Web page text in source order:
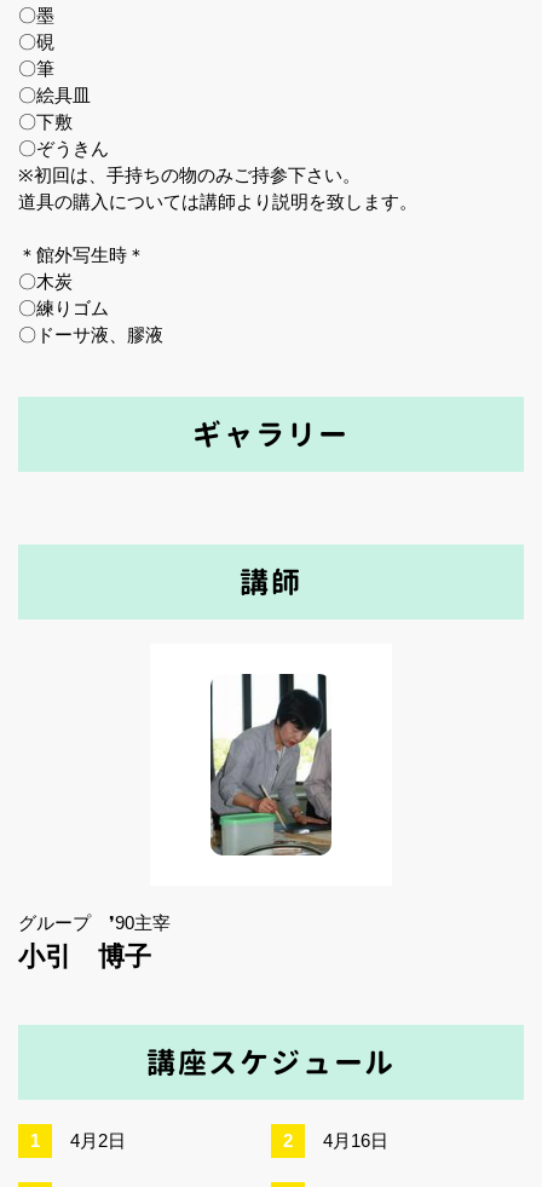
〇墨
〇硯
〇筆
〇絵具皿
〇下敷
〇ぞうきん
※初回は、手持ちの物のみご持参下さい。
道具の購入については講師より説明を致します。
＊館外写生時＊
〇木炭
〇練りゴム
〇ドーサ液、膠液
ギャラリー
講師
グループ ❜90主宰
小引 博子
講座スケジュール
4月2日 4月16日